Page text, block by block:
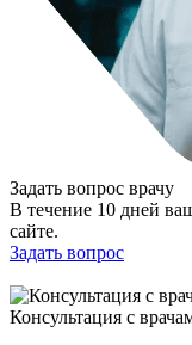
Задать вопрос врачу
В течение 10 дней
сайте.
Задать вопрос
Консультация с